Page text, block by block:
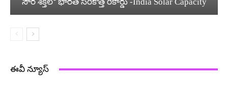
సౌర శక్తిలో భారత్ సరికొత్త రికార్డు -India Solar Capacity
ఈవీ న్యూస్